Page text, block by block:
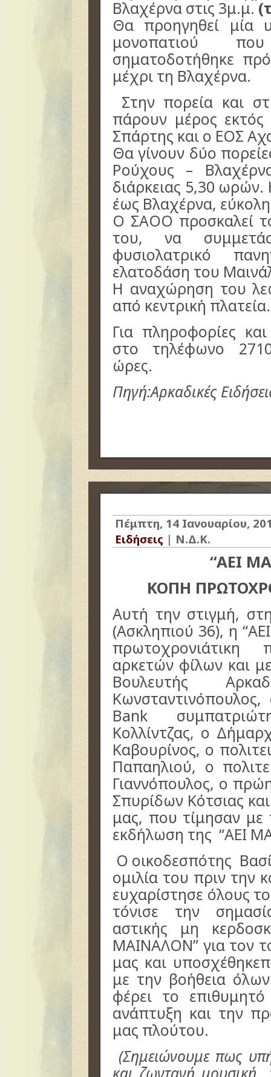
Βλαχέρνα στις 3μ.μ.
Θα προηγηθεί μία
μονοπατιού
σηματοδοτήθηκε
μέχρι τη Βλαχέρνα.
Στην πορεία και
πάρουν μέρος
Σπάρτης και ο ΕΟΣ
Θα γίνουν δύο
Ρούχους –
διάρκειας 5,30
έως Βλαχέρνα,
Ο ΣΑΟΟ προσκαλεί
του, να
φυσιολατρικό
ελατοδάση του
Η αναχώρηση του
από κεντρική πλατεία.
Για πληροφορίες
στο τηλέφωνο
ώρες.
Πηγή:Αρκαδικές
Πέμπτη, 14 Ιανουαρίου,
Ειδήσεις | Ν.Δ.Κ.
“ΑΕΙ
ΚΟΠΗ
Αυτή την στιγμή,
(Ασκληπιού 36), η
αρκετών φίλων και
Βουλευτής
Κωνσταντινόπουλος,
Bank
Κολλίντζας, ο
Καβουρίνος, ο
Παπαηλιού, ο
Γιαννόπουλος, ο
Σπυρίδων Κότσιας
μας, που τίμησαν
εκδήλωση της “ΑΕΙ
Ο οικοδεσπότης
ομιλία του πριν την
ευχαρίστησε όλους
τόνισε την
αστικής μη
ΜΑΙΝΑΛΟΝ” για τον
μας και υποσχέθηκε
με την βοήθεια
φέρει το
ανάπτυξη και την
μας πλούτου.
(Σημειώνουμε πως